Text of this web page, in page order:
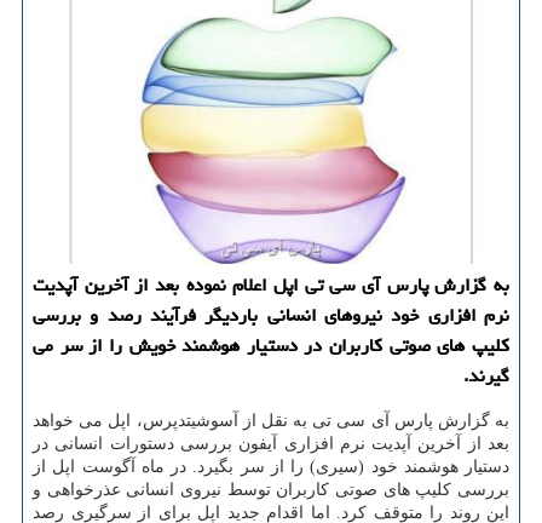
به گزارش پارس آی سی تی اپل اعلام نموده بعد از آخرین آپدیت
نرم افزاری خود نیروهای انسانی باردیگر فرآیند رصد و بررسی
كلیپ های صوتی كاربران در دستیار هوشمند خویش را از سر می
گیرند.
به گزارش پارس آی سی تی به نقل از آسوشیتدپرس، اپل می خواهد
بعد از آخرین آپدیت نرم افزاری آیفون بررسی دستورات انسانی در
دستیار هوشمند خود (سیری) را از سر بگیرد. در ماه آگوست اپل از
بررسی كلیپ های صوتی كاربران توسط نیروی انسانی عذرخواهی و
این روند را متوقف كرد. اما اقدام جدید اپل برای از سرگیری رصد